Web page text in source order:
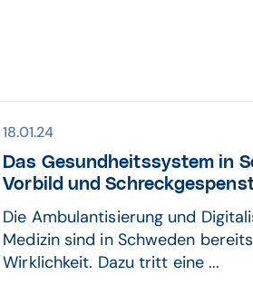
18.01.24
Das Gesund­heits­system in
Vorbild und
Die Ambulantisierung und
Medizin sind in Schweden bereits
Wirklichkeit. Dazu tritt eine ...